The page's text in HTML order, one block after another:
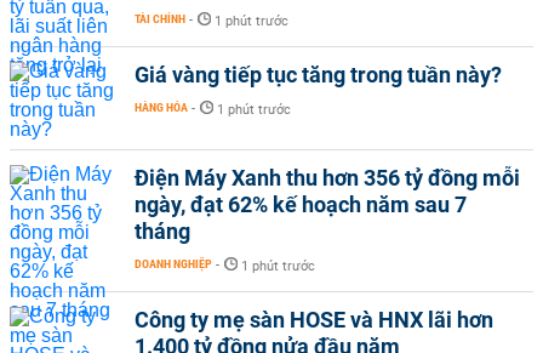
TÀI CHÍNH - 1 phút trước
Giá vàng tiếp tục tăng trong tuần này?
HÀNG HÓA - 1 phút trước
Điện Máy Xanh thu hơn 356 tỷ đồng mỗi
ngày, đạt 62% kế hoạch năm sau 7
tháng
DOANH NGHIỆP - 1 phút trước
Công ty mẹ sàn HOSE và HNX lãi hơn
1.400 tỷ đồng nửa đầu năm